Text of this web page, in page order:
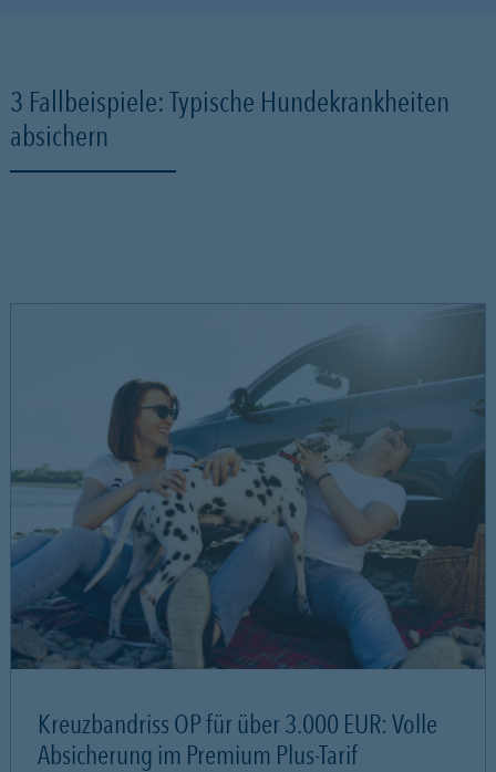
3 Fallbeispiele: Typische Hundekrankheiten
absichern
Kreuzbandriss OP für über 3.000 EUR: Volle
Absicherung im Premium Plus-Tarif